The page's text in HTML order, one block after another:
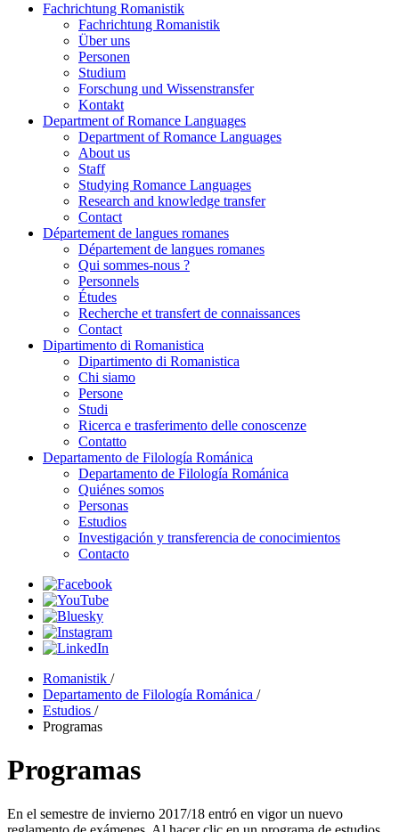
Fachrichtung Romanistik
Fachrichtung Romanistik
Über uns
Personen
Studium
Forschung und Wissenstransfer
Kontakt
Department of Romance Languages
Department of Romance Languages
About us
Staff
Studying Romance Languages
Research and knowledge transfer
Contact
Département de langues romanes
Département de langues romanes
Qui sommes-nous ?
Personnels
Études
Recherche et transfert de connaissances
Contact
Dipartimento di Romanistica
Dipartimento di Romanistica
Chi siamo
Persone
Studi
Ricerca e trasferimento delle conoscenze
Contatto
Departamento de Filología Románica
Departamento de Filología Románica
Quiénes somos
Personas
Estudios
Investigación y transferencia de conocimientos
Contacto
Romanistik /
Departamento de Filología Románica /
Estudios /
Programas
Programas
En el semestre de invierno 2017/18 entró en vigor un nuevo